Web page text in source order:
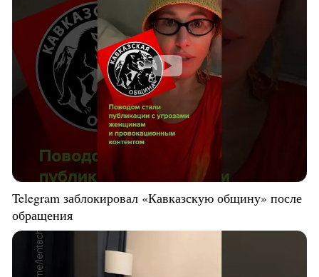
Telegram заблокировал «Кавказскую общину» после
обращения